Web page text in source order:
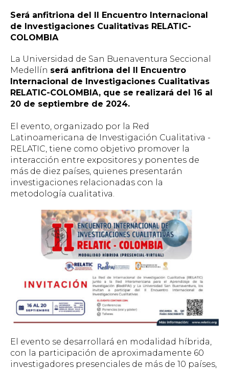
Será anfitriona del II Encuentro Internacional
de Investigaciones Cualitativas RELATIC-
COLOMBIA
La Universidad de San Buenaventura Seccional
Medellín será anfitriona del II Encuentro
Internacional de Investigaciones Cualitativas
RELATIC-COLOMBIA, que se realizará del 16 al
20 de septiembre de 2024.
El evento, organizado por la Red
Latinoamericana de Investigación Cualitativa -
RELATIC, tiene como objetivo promover la
interacción entre expositores y ponentes de
más de diez países, quienes presentarán
investigaciones relacionadas con la
metodología cualitativa.
El evento se desarrollará en modalidad híbrida,
con la participación de aproximadamente 60
investigadores presenciales de más de 10 países,